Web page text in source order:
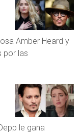
Amber Heard y
por las
le gana